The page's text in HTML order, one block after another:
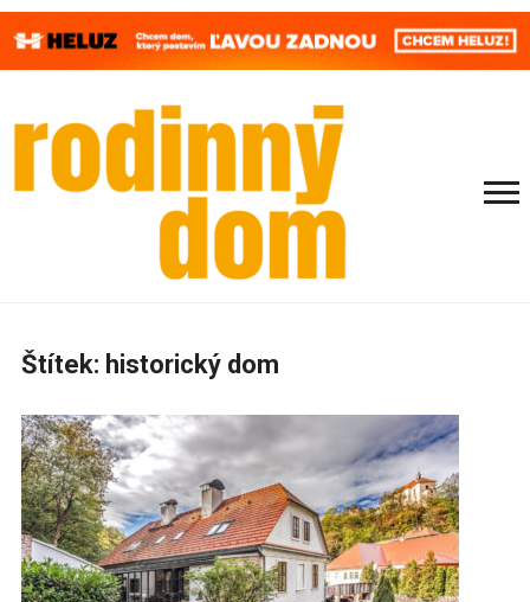
Štítek: historický dom